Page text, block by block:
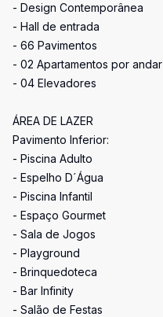
- Design Contemporânea
- Hall de entrada
- 66 Pavimentos
- 02 Apartamentos por andar
- 04 Elevadores
ÁREA DE LAZER
Pavimento Inferior:
- Piscina Adulto
- Espelho D´Água
- Piscina Infantil
- Espaço Gourmet
- Sala de Jogos
- Playground
- Brinquedoteca
- Bar Infinity
- Salão de Festas